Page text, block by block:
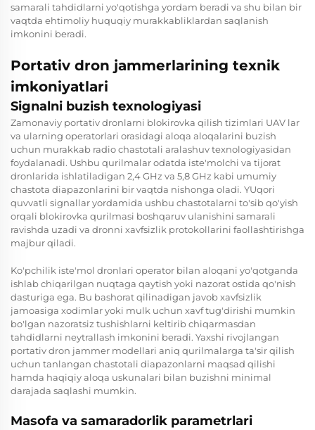
samarali tahdidlarni yo'qotishga yordam beradi va shu bilan bir
vaqtda ehtimoliy huquqiy murakkabliklardan saqlanish
imkonini beradi.
Portativ dron jammerlarining texnik
imkoniyatlari
Signalni buzish texnologiyasi
Zamonaviy portativ dronlarni blokirovka qilish tizimlari UAV lar
va ularning operatorlari orasidagi aloqa aloqalarini buzish
uchun murakkab radio chastotali aralashuv texnologiyasidan
foydalanadi. Ushbu qurilmalar odatda iste'molchi va tijorat
dronlarida ishlatiladigan 2,4 GHz va 5,8 GHz kabi umumiy
chastota diapazonlarini bir vaqtda nishonga oladi. YUqori
quvvatli signallar yordamida ushbu chastotalarni to'sib qo'yish
orqali blokirovka qurilmasi boshqaruv ulanishini samarali
ravishda uzadi va dronni xavfsizlik protokollarini faollashtirishga
majbur qiladi.
Ko'pchilik iste'mol dronlari operator bilan aloqani yo'qotganda
ishlab chiqarilgan nuqtaga qaytish yoki nazorat ostida qo'nish
dasturiga ega. Bu bashorat qilinadigan javob xavfsizlik
jamoasiga xodimlar yoki mulk uchun xavf tug'dirishi mumkin
bo'lgan nazoratsiz tushishlarni keltirib chiqarmasdan
tahdidlarni neytrallash imkonini beradi. Yaxshi rivojlangan
portativ dron jammer modellari aniq qurilmalarga ta'sir qilish
uchun tanlangan chastotali diapazonlarni maqsad qilishi
hamda haqiqiy aloqa uskunalari bilan buzishni minimal
darajada saqlashi mumkin.
Masofa va samaradorlik parametrlari